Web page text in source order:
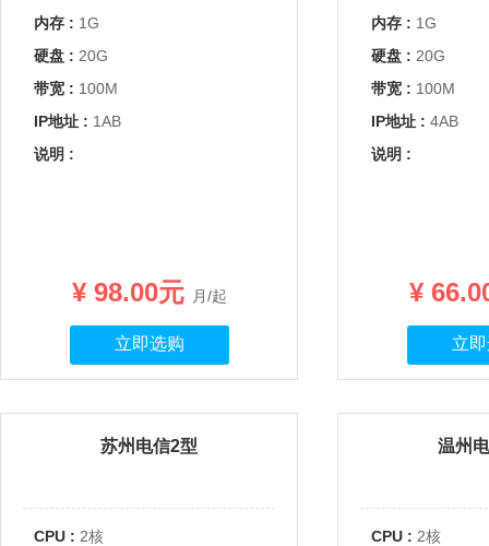
内存 : 1G
硬盘 : 20G
带宽 : 100M
IP地址 : 1AB
说明 :
¥ 98.00元 月/起
立即选购
内存 : 1G
硬盘 : 20G
带宽 : 100M
IP地址 : 4AB
说明 :
¥
立
苏州电信2型
CPU : 2核
温州
CPU : 2核